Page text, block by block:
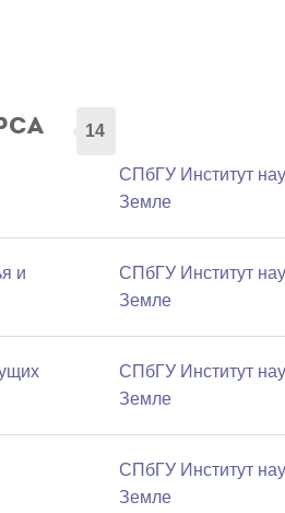
14
СПбГУ Институт
Земле
и
СПбГУ Институт
Земле
СПбГУ Институт
Земле
СПбГУ Институт
Земле